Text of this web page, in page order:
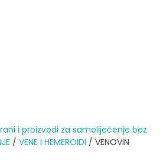
i proizvodi za samoliječenje bez
/ VENE I HEMEROIDI / VENOVIN